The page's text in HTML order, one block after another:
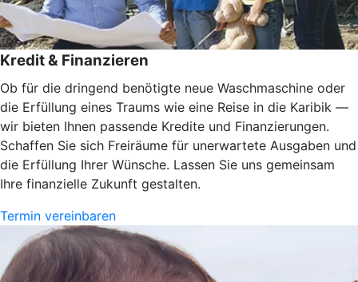
Kredit & Finanzieren
Ob für die dringend benötigte neue Waschmaschine oder
die Erfüllung eines Traums wie eine Reise in die Karibik —
wir bieten Ihnen passende Kredite und Finanzierungen.
Schaffen Sie sich Freiräume für unerwartete Ausgaben und
die Erfüllung Ihrer Wünsche. Lassen Sie uns gemeinsam
Ihre finanzielle Zukunft gestalten.
Termin vereinbaren